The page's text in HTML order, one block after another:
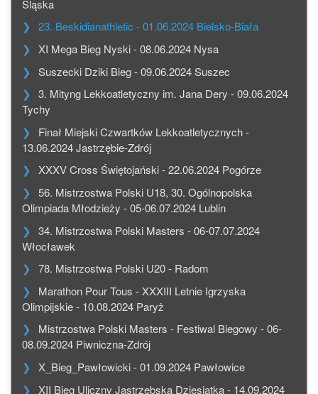
Śląska
23. Beskidianathletic - 01.06.2024 Bielsko-Biała
XI Mega Bieg Nyski - 08.06.2024 Nysa
Suszecki Dziki Bieg - 09.06.2024 Suszec
3. Mityng Lekkoatletyczny im. Jana Dery - 09.06.2024
Tychy
Finał Miejski Czwartków Lekkoatletycznych -
13.06.2024 Jastrzębie-Zdrój
XXXV Cross Świętojański - 22.06.2024 Pogórze
56. Mistrzostwa Polski U18, 30. Ogólnopolska
Olimpiada Młodzieży - 05-06.07.2024 Lublin
34. Mistrzostwa Polski Masters - 06-07.07.2024
Włocławek
78. Mistrzostwa Polski U20 - Radom
Marathon Pour Tous - XXXIII Letnie Igrzyska
Olimpijskie - 10.08.2024 Paryż
Mistrzostwa Polski Masters - Festiwal Biegowy - 06-
08.09.2024 Piwniczna-Zdrój
X_Bieg_Pawłowicki - 01.09.2024 Pawłowice
XII Bieg Uliczny Jastrzębska Dziesiątka - 14.09.2024